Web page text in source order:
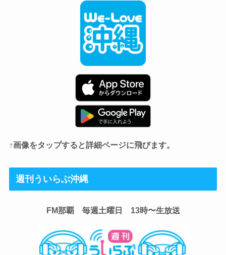
↑画像をタップすると詳細ページに飛びます。
週刊ういらぶ沖縄
FM那覇 毎週土曜日 13時〜生放送